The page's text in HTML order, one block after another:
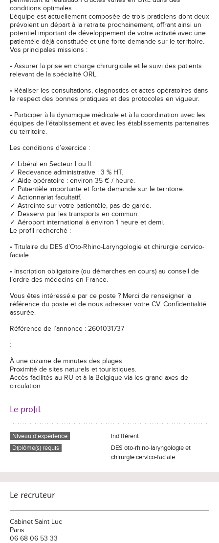
conditions optimales.
L'équipe est actuellement composée de trois praticiens dont deux
prévoient un départ à la retraite prochainement, offrant ainsi un
potentiel important de développement de votre activité avec une
patientèle déjà constituée et une forte demande sur le territoire.
Vos principales missions :
• Assurer la prise en charge chirurgicale et le suivi des patients
relevant de la spécialité ORL.
• Réaliser les consultations, diagnostics et actes opératoires dans
le respect des bonnes pratiques et des protocoles en vigueur.
• Participer à la dynamique médicale et à la coordination avec les
équipes de l'établissement et avec les établissements partenaires
du territoire.
Les conditions d’exercice :
✓ Libéral en Secteur I ou II.
✓ Redevance administrative : 3 % HT.
✓ Aide opératoire : environ 35 € / heure.
✓ Patientèle importante et forte demande sur le territoire.
✓ Actionnariat facultatif.
✓ Astreinte sur votre patientèle, pas de garde.
✓ Desservi par les transports en commun.
✓ Aéroport international à environ 1 heure et demi.
Le profil recherché :
• Titulaire du DES d’Oto-Rhino-Laryngologie et chirurgie cervico-
faciale.
• Inscription obligatoire (ou démarches en cours) au conseil de
l’ordre des médecins en France.
Vous êtes intéressé.e par ce poste ? Merci de renseigner la
référence du poste et de nous adresser votre CV. Confidentialité
assurée.
Référence de l’annonce : 2601031737
:
À une dizaine de minutes des plages.
Proximité de sites naturels et touristiques.
Accès facilités au RU et à la Belgique via les grand axes de
circulation
Le profil
Niveau d'expérience
Indifférent
Diplôme(s) requis
DES oto-rhino-laryngologie et
chirurgie cervico-faciale
Le recruteur
Cabinet Saint Luc
Paris
06 68 06 53 33